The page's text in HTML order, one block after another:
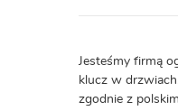
Jesteśmy firmą
klucz w
zgodnie z